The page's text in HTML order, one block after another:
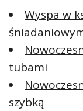
Wyspa w
tubami
szybką